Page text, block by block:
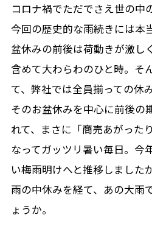
コロナ禍でただでさえ世の中
今回の歴史的な雨続きには本
盆休みの前後は荷動きが激し
含めて大わらわのひと時。そ
て、弊社では全員揃っての休
そのお盆休みを中心に前後の
れて、まさに「商売あがった
なってガッツリ暑い毎日。今
い梅雨明けへと推移しました
雨の中休みを経て、あの大雨
ょうか。